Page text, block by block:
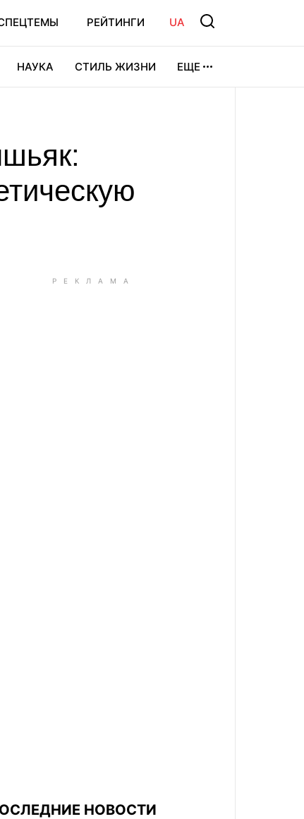
РЕЙТИНГИ UA
НАУКА СТИЛЬ ЖИЗНИ ЕЩЕ
НОВОСТИ